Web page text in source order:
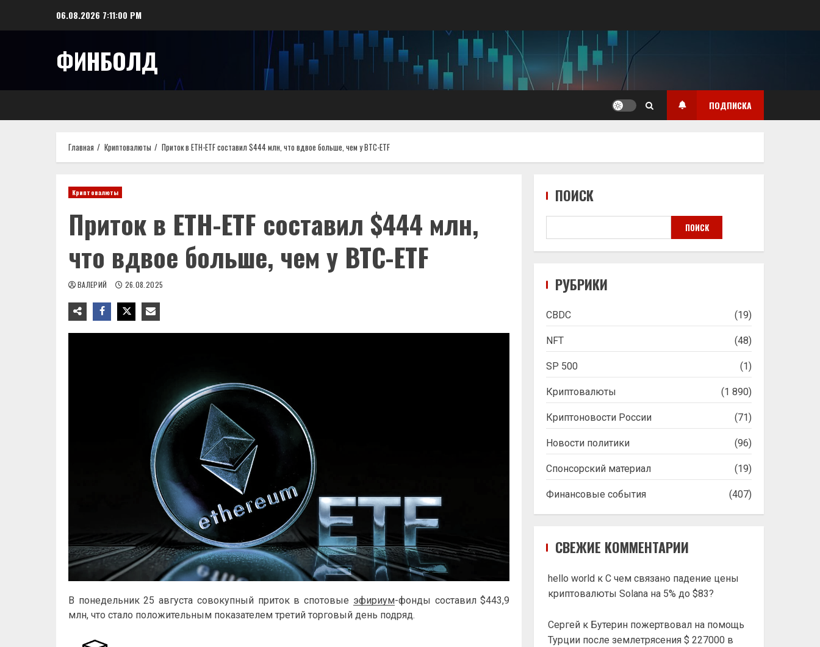
06.08.2026 7:11:00 PM
ФИНБОЛД
ПОДПИСКА
Главная Криптовалюты Приток в ETH-ETF составил $444 млн, что вдвое больше, чем у BTC-ETF
Криптовалюты
Приток в ETH-ETF составил $444 млн,
что вдвое больше, чем у BTC-ETF
ВАЛЕРИЙ 26.08.2025
В понедельник 25 августа совокупный приток в спотовые эфириум-фонды составил $443,9
млн, что стало положительным показателем третий торговый день подряд.
ПОИСК
ПОИСК
РУБРИКИ
CBDC (19)
NFT (48)
SP 500 (1)
Криптовалюты (1 890)
Криптоновости России (71)
Новости политики (96)
Спонсорский материал (19)
Финансовые события (407)
СВЕЖИЕ КОММЕНТАРИИ
hello world кС чем связано падение цены
криптовалюты Solana на 5% до $83?
Сергей к Бутерин пожертвовал на помощь
Турции после землетрясения $ 227000 в